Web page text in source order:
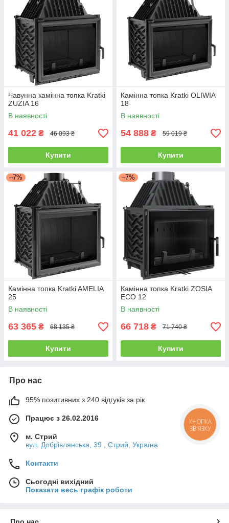
Чавунна камінна топка Kratki
ZUZIA 16
В наявності
41 022 ₴ 46 093 ₴
Купити
Камінна топка Kratki OLIWIA
18
В наявності
54 888 ₴ 59 019 ₴
Купити
–7%
Камінна топка Kratki AMELIA
25
В наявності
63 365 ₴ 68 135 ₴
Купити
–7%
Камінна топка Kratki ZOSIA
ECO 12
В наявності
66 718 ₴ 71 740 ₴
Купити
Про нас
95% позитивних з 240 відгуків за рік
Працює з 26.02.2016
м. Стрий
вул. Добрівлянська, 39 , Стрий, Україна
Контакти
Сьогодні вихідний
Показати весь графік роботи
КНОПКА
ЗВ'ЯЗКУ